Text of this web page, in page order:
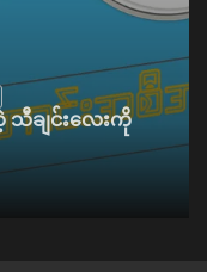
HOMEPAGE